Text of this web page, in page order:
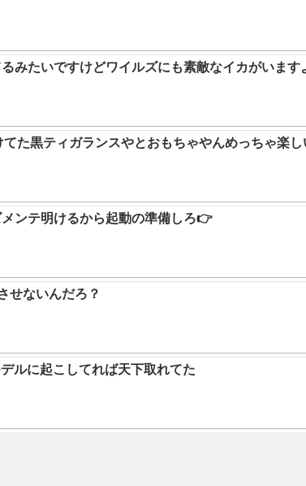
みたいですけどワイルズにも素敵なイカがいます
た黒ティガランスやとおもちゃやんめっちゃ楽し
ンテ明けるから起動の準備しろ👉
せないんだろ？
ルに起こしてれば天下取れてた